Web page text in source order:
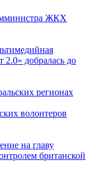
ЖКХ
2.0» добралась до
регионах
волонтеров
на главу
британской